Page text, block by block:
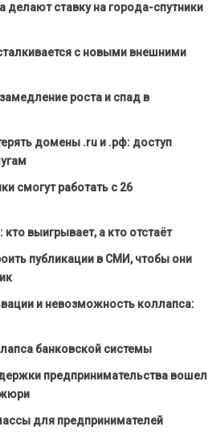
делают ставку на города-спутники
с новыми внешними
роста и спад в
домены .ru и .рф: доступ
смогут работать с 26
кто выигрывает, а кто отстаёт
публикации в СМИ, чтобы они
и невозможность коллапса:
банковской системы
предпринимательства вошел
жюри
для предпринимателей